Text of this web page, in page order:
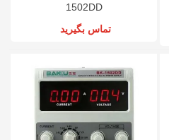
1502DD
تماس بگیرید